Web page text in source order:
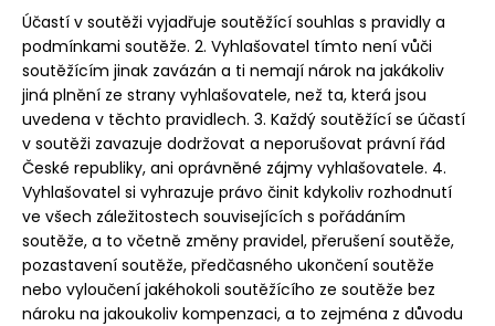
Účastí v soutěži vyjadřuje soutěžící souhlas s pravidly a
podmínkami soutěže. 2. Vyhlašovatel tímto není vůči
soutěžícím jinak zavázán a ti nemají nárok na jakákoliv
jiná plnění ze strany vyhlašovatele, než ta, která jsou
uvedena v těchto pravidlech. 3. Každý soutěžící se účastí
v soutěži zavazuje dodržovat a neporušovat právní řád
České republiky, ani oprávněné zájmy vyhlašovatele. 4.
Vyhlašovatel si vyhrazuje právo činit kdykoliv rozhodnutí
ve všech záležitostech souvisejících s pořádáním
soutěže, a to včetně změny pravidel, přerušení soutěže,
pozastavení soutěže, předčasného ukončení soutěže
nebo vyloučení jakéhokoli soutěžícího ze soutěže bez
nároku na jakoukoliv kompenzaci, a to zejména z důvodu